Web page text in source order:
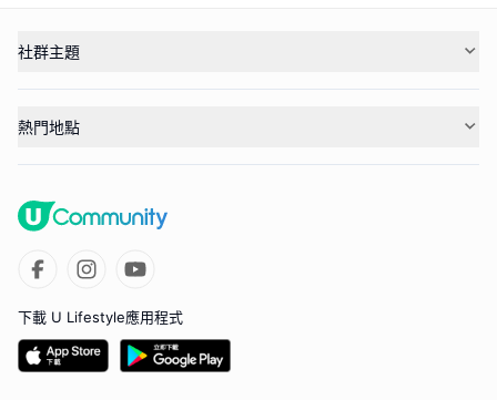
社群主題
熱門地點
下載 U Lifestyle應用程式